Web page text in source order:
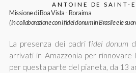
ANTOINE DE SAINT-
Missione di Boa Vista - Roraima
(in collaborazione con i fidei donum in Brasile e le
La presenza dei padri fidei donum
arrivati in Amazzonia per rinnovare
per questa parte del pianeta, da 13